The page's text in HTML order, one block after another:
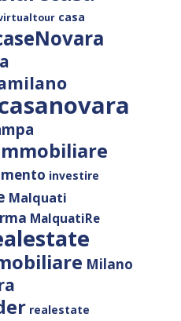
casa
investire
Malquati
MalquatiRe
Milano
realestate